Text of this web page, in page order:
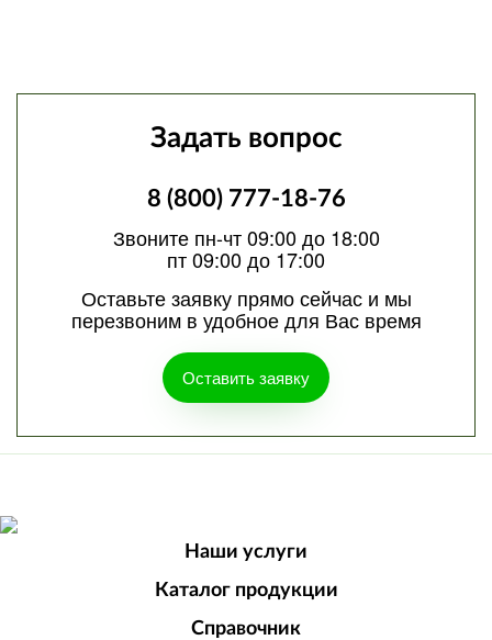
Задать вопрос
8 (800) 777-18-76
Звоните пн-чт 09:00 до 18:00
пт 09:00 до 17:00
Оставьте заявку прямо сейчас и мы
перезвоним в удобное для Вас время
Оставить заявку
Наши услуги
Каталог продукции
Справочник